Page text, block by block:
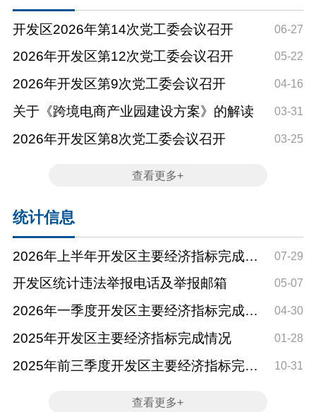
开发区2026年第14次党工委会议召开 06-27
2026年开发区第12次党工委会议召开 05-22
2026年开发区第9次党工委会议召开 04-16
关于《跨境电商产业园建设方案》的解读 03-31
2026年开发区第8次党工委会议召开 03-25
查看更多+
统计信息
2026年上半年开发区主要经济指标完成情
况
07-29
开发区统计违法举报电话及举报邮箱 05-07
2026年一季度开发区主要经济指标完成情
况
04-30
2025年开发区主要经济指标完成情况 01-28
2025年前三季度开发区主要经济指标完成
10-31
查看更多+